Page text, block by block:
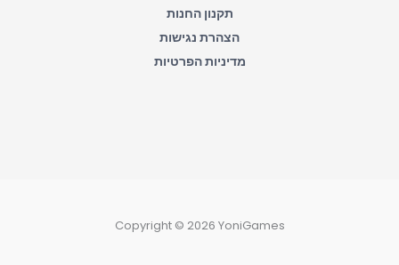
תקנון החנות
הצהרת נגישות
מדיניות הפרטיות
Copyright © 2026 YoniGames